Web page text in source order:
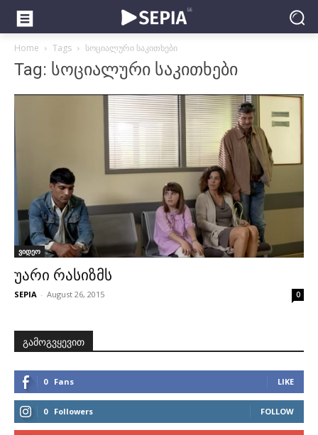
Home Tags სოციალური საკითხები
Tag: სოციალური საკითხები
ვიდეო
უარი რასიზმს
SEPIA - August 26, 2015 0
გამოგვყევით
0 Fans LIKE
0 Followers FOLLOW